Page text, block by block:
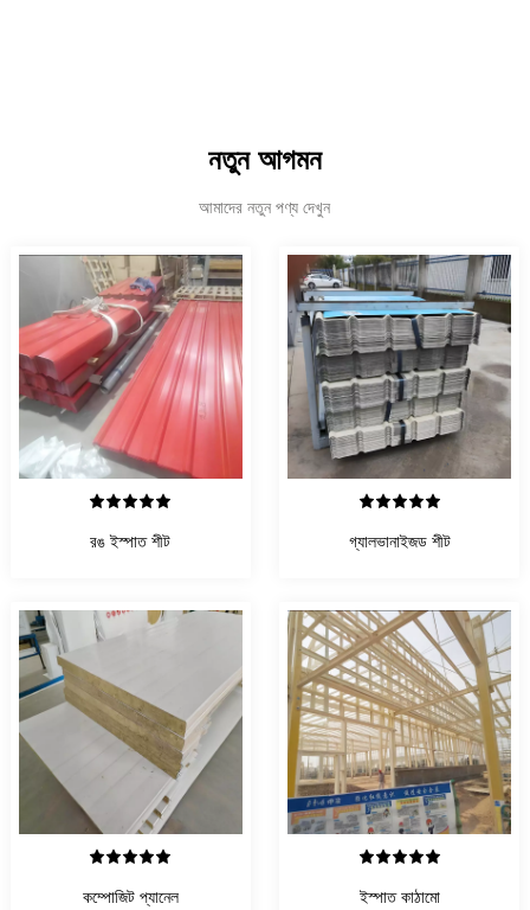
নতুন আগমন
আমাদের নতুন পণ্য দেখুন
বিস্তারিত দেখুন
রঙ ইস্পাত শীট
বিস্তারিত দেখুন
গ্যালভানাইজড শীট
বিস্তারিত দেখুন
কম্পোজিট প্যানেল
বিস্তারিত দেখুন
ইস্পাত কাঠামো